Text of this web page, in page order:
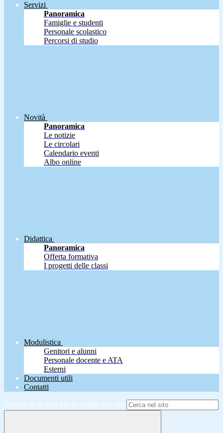
Servizi
Panoramica
Famiglie e studenti
Personale scolastico
Percorsi di studio
Novità
Panoramica
Le notizie
Le circolari
Calendario eventi
Albo online
Didattica
Panoramica
Offerta formativa
I progetti delle classi
Modulistica
Genitori e alunni
Personale docente e ATA
Esterni
Documenti utili
Contatti
Campo di ricerca per le pagine del sito